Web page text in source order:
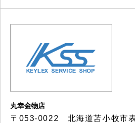
丸幸金物店
〒053-0022 北海道苫小牧市